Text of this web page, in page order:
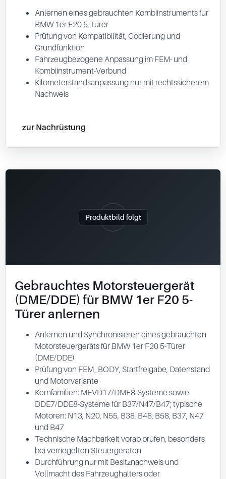
Anlernen eines gebrauchten Kombiinstruments für
BMW 1er F20 5-Türer
Prüfung von Kompatibilität, Codierung und
Grundfunktion
Fahrzeugbezogene Anpassung im FEM- und
Kombiinstrument-Verbund
Kilometerstandsanpassung nur mit rechtssicherem
Nachweis
zur Nachrüstung
Produktbild folgt
Gebrauchtes Motorsteuergerät
(DME/DDE) für BMW 1er F20 5-
Türer anlernen
Anlernen und Synchronisieren eines gebrauchten
Motorsteuergeräts für BMW 1er F20 5-Türer
(DME/DDE)
Prüfung von FEM_BODY, Startfreigabe, Datenstand
und Motorvariante
Kernfamilien: MEVD17/DME8-Systeme sowie
DDE7/DDE8-Systeme für B37/N47/B47; typische
Motoren: N13, N20, N55, B38, B48, B58, B37, N47
und B47
Technische Machbarkeit vorab prüfen, besonders
bei verriegelten Steuergeräten
Durchführung nur mit Besitznachweis und
Vollmacht des Fahrzeughalters oder